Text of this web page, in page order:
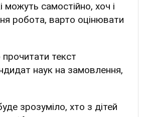
можуть самостійно, хоч і
робота, варто оцінювати
текст
наук на замовлення,
зрозуміло, хто з дітей